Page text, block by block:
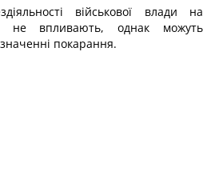
військової влади на
не впливають, однак можуть
покарання.